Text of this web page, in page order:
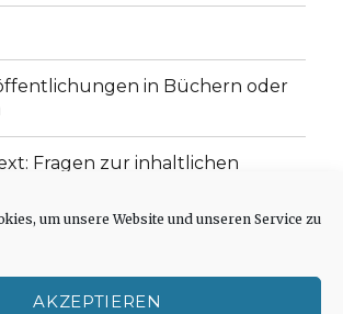
um unsere Website und unseren Service zu
AKZEPTIEREN
in Büchern oder
Fragen zur inhaltlichen